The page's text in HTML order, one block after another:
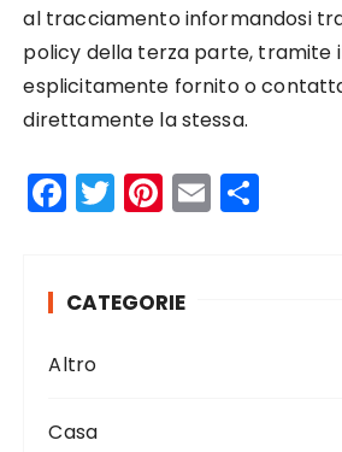
al tracciamento informandosi
policy della terza parte, tramite
esplicitamente fornito o
direttamente la stessa.
F
a
e
b
o
o
T
w
te
Pi
n
re
E
m
CATEGORIE
Altro
Casa